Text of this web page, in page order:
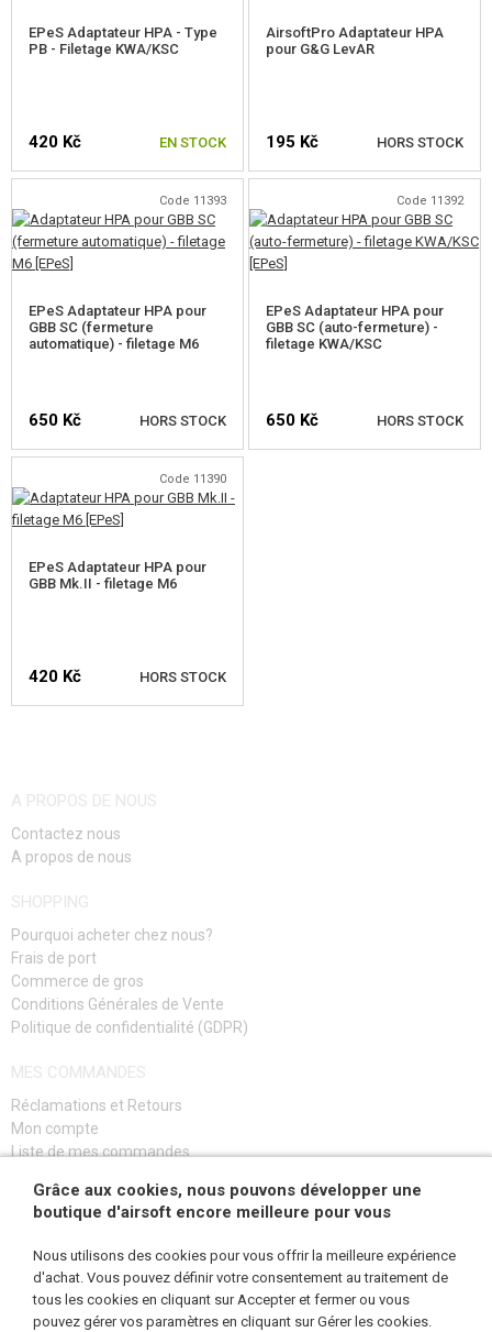
EPeS Adaptateur HPA - Type
PB - Filetage KWA/KSC
420 Kč EN STOCK
AirsoftPro Adaptateur HPA
pour G&G LevAR
195 Kč HORS STOCK
VÉRIFIER LA DISPONIBILITÉ
Code 11393
EPeS Adaptateur HPA pour
GBB SC (fermeture
automatique) - filetage M6
650 Kč HORS STOCK
VÉRIFIER LA DISPONIBILITÉ
Code 11392
EPeS Adaptateur HPA pour
GBB SC (auto-fermeture) -
filetage KWA/KSC
650 Kč HORS STOCK
Code 11390
EPeS Adaptateur HPA pour
GBB Mk.II - filetage M6
420 Kč HORS STOCK
A PROPOS DE NOUS
Contactez nous
A propos de nous
SHOPPING
Pourquoi acheter chez nous?
Frais de port
Commerce de gros
Conditions Générales de Vente
Politique de confidentialité (GDPR)
MES COMMANDES
Réclamations et Retours
Mon compte
Liste de mes commandes
S'INSCRIRE
Grâce aux cookies, nous pouvons développer une
boutique d'airsoft encore meilleure pour vous
Nous utilisons des cookies pour vous offrir la meilleure expérience
d'achat. Vous pouvez définir votre consentement au traitement de
tous les cookies en cliquant sur Accepter et fermer ou vous
pouvez gérer vos paramètres en cliquant sur Gérer les cookies.